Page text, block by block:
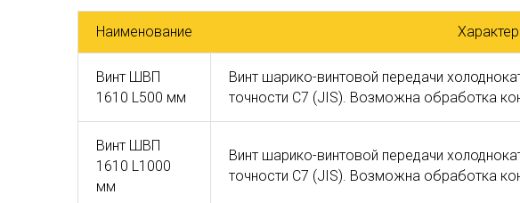
Наименование
Винт ШВП
1610 L500 мм
Винт шарико-винтовой передачи
точности C7 (JIS). Возможна обработка
Винт ШВП
1610 L1000
мм
Винт шарико-винтовой передачи
точности C7 (JIS). Возможна обработка